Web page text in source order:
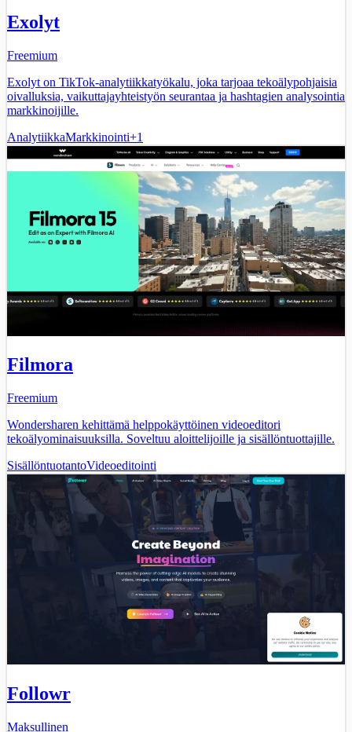
Exolyt
Freemium
Exolyt on TikTok-analytiikkatyökalu, joka tarjoaa tekoälypohjaisia
oivalluksia, vaikuttajayhteistyön seurantaa ja hashtagien analysointia
markkinoijille.
AnalytiikkaMarkkinointi+1
Filmora
Freemium
Wondersharen kehittämä helppokäyttöinen videoeditori
tekoälyominaisuuksilla. Soveltuu aloittelijoille ja sisällöntuottajille.
SisällöntuotantoVideoeditointi
Followr
Maksullinen